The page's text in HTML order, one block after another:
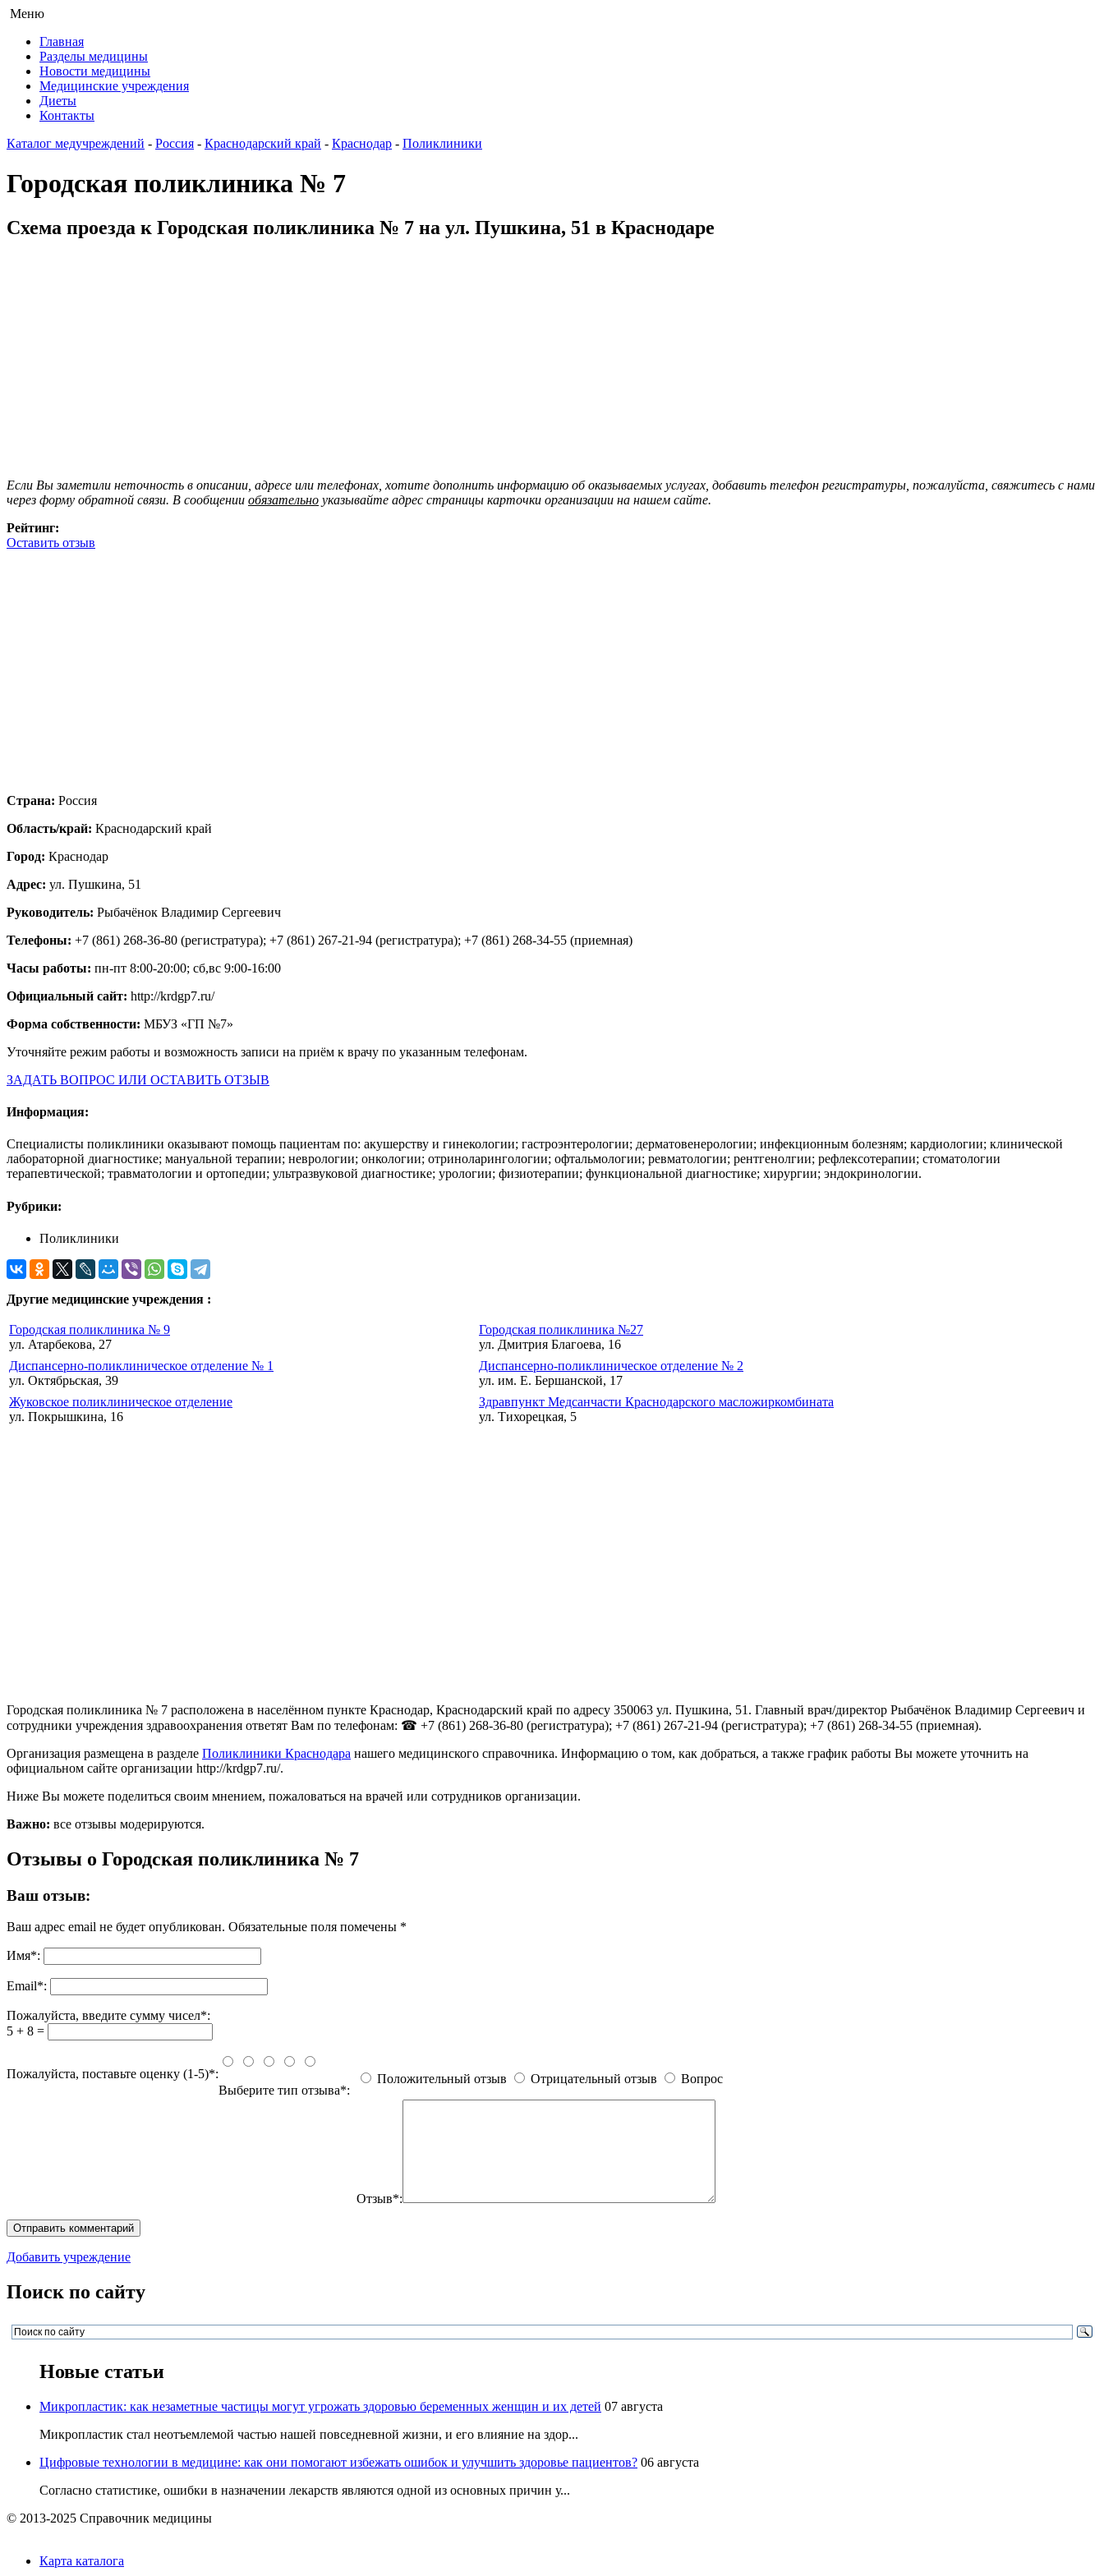
Меню
Главная
Разделы медицины
Новости медицины
Медицинские учреждения
Диеты
Контакты
Каталог медучреждений - Россия - Краснодарский край - Краснодар - Поликлиники
Городская поликлиника № 7
Схема проезда к Городская поликлиника № 7 на ул. Пушкина, 51 в Краснодаре
Если Вы заметили неточность в описании, адресе или телефонах, хотите дополнить информацию об оказываемых услугах, добавить телефон регистратуры, пожалуйста, свяжитесь с нами
через форму обратной связи. В сообщении обязательно указывайте адрес страницы карточки организации на нашем сайте.
Рейтинг:
Оставить отзыв
Страна: Россия
Область/край: Краснодарский край
Город: Краснодар
Адрес: ул. Пушкина, 51
Руководитель: Рыбачёнок Владимир Сергеевич
Телефоны: +7 (861) 268-36-80 (регистратура); +7 (861) 267-21-94 (регистратура); +7 (861) 268-34-55 (приемная)
Часы работы: пн-пт 8:00-20:00; сб,вс 9:00-16:00
Официальный сайт: http://krdgp7.ru/
Форма собственности: МБУЗ «ГП №7»
Уточняйте режим работы и возможность записи на приём к врачу по указанным телефонам.
ЗАДАТЬ ВОПРОС ИЛИ ОСТАВИТЬ ОТЗЫВ
Информация:
Специалисты поликлиники оказывают помощь пациентам по: акушерству и гинекологии; гастроэнтерологии; дерматовенерологии; инфекционным болезням; кардиологии; клинической
лабораторной диагностике; мануальной терапии; неврологии; онкологии; отриноларингологии; офтальмологии; ревматологии; рентгенолгии; рефлексотерапии; стоматологии
терапевтической; травматологии и ортопедии; ультразвуковой диагностике; урологии; физиотерапии; функциональной диагностике; хирургии; эндокринологии.
Рубрики:
Поликлиники
Другие медицинские учреждения :
Городская поликлиника № 9
ул. Атарбекова, 27
Городская поликлиника №27
ул. Дмитрия Благоева, 16
Диспансерно-поликлиническое отделение № 1
ул. Октябрьская, 39
Диспансерно-поликлиническое отделение № 2
ул. им. Е. Бершанской, 17
Жуковское поликлиническое отделение
ул. Покрышкина, 16
Здравпункт Медсанчасти Краснодарского масложиркомбината
ул. Тихорецкая, 5
Городская поликлиника № 7 расположена в населённом пункте Краснодар, Краснодарский край по адресу 350063 ул. Пушкина, 51. Главный врач/директор Рыбачёнок Владимир Сергеевич и
сотрудники учреждения здравоохранения ответят Вам по телефонам: ☎ +7 (861) 268-36-80 (регистратура); +7 (861) 267-21-94 (регистратура); +7 (861) 268-34-55 (приемная).
Организация размещена в разделе Поликлиники Краснодара нашего медицинского справочника. Информацию о том, как добраться, а также график работы Вы можете уточнить на
официальном сайте организации http://krdgp7.ru/.
Ниже Вы можете поделиться своим мнением, пожаловаться на врачей или сотрудников организации.
Важно: все отзывы модерируются.
Отзывы о Городская поликлиника № 7
Ваш отзыв:
Ваш адрес email не будет опубликован. Обязательные поля помечены *
Имя*:
Email*:
Пожалуйста, введите сумму чисел*:
5 + 8 =
Пожалуйста, поставьте оценку (1-5)*:
Выберите тип отзыва*:
Положительный отзыв Отрицательный отзыв Вопрос
Отзыв*:
Добавить учреждение
Поиск по сайту
Новые статьи
Микропластик: как незаметные частицы могут угрожать здоровью беременных женщин и их детей 07 августа
Микропластик стал неотъемлемой частью нашей повседневной жизни, и его влияние на здор...
Цифровые технологии в медицине: как они помогают избежать ошибок и улучшить здоровье пациентов? 06 августа
Согласно статистике, ошибки в назначении лекарств являются одной из основных причин у...
© 2013-2025 Справочник медицины
Карта каталога